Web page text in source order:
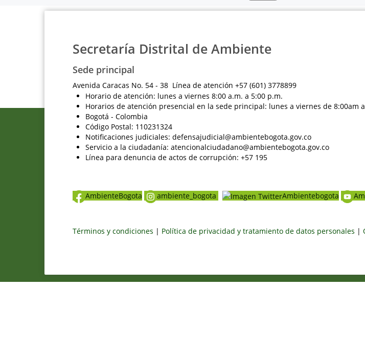
Secretaría Distrital de Ambiente
Sede principal
Avenida Caracas No. 54 - 38 Línea de atención +57 (601) 3778899
Horario de atención: lunes a viernes 8:00 a.m. a 5:00 p.m.
Horarios de atención presencial en la sede principal: lunes a viernes de 8:00am
Bogotá - Colombia
Código Postal: 110231324
Notificaciones judiciales: defensajudicial@ambientebogota.gov.co
Servicio a la ciudadanía: atencionalciudadano@ambientebogota.gov.co
Línea para denuncia de actos de corrupción: +57 195
AmbienteBogota ambiente_bogota Ambientebogota
Términos y condiciones | Política de privacidad y tratamiento de datos personales |